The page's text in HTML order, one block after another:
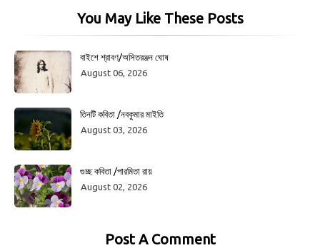
You May Like These Posts
বাইশে শ্রাবণ/অসিতরঞ্জন ঘোষ
August 06, 2026
তিনটি কবিতা /নবকুমার মাইতি
August 03, 2026
গুচ্ছ কবিতা /পারমিতা রায়
August 02, 2026
Post A Comment